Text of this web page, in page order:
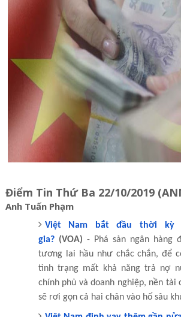
Điểm Tin Thứ Ba 22/10/2019
Anh Tuấn Phạm
Việt Nam bắt đầu thời kỳ
gia?(VOA) - Phá sản ngân hàng
tương lai hầu như chắc chắn, để
tình trạng mất khả năng trả nợ
chính phủ và doanh nghiệp, nền tài
sẽ rơi gọn cả hai chân vào hố sâu